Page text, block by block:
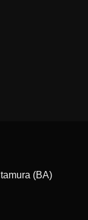
(BA)